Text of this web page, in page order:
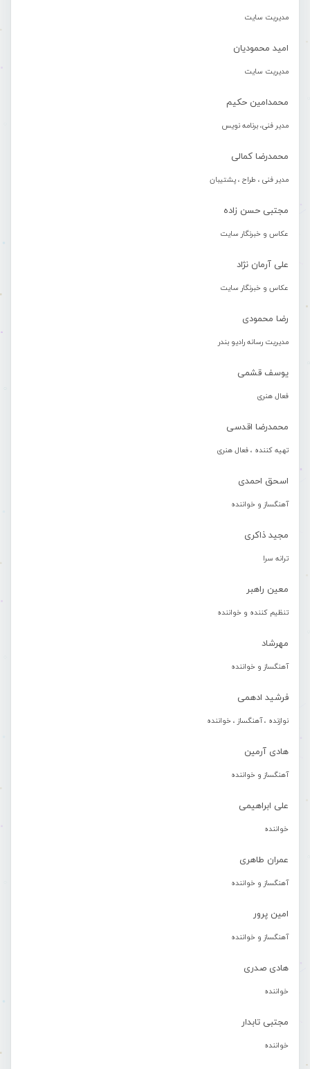
مدیریت سایت
امید محمودیان
مدیریت سایت
محمدامین حکیم
مدیر فنی، برنامه نویس
محمدرضا کمالی
مدیر فنی ، طراح ، پشتیبان
مجتبی حسن زاده
عکاس و خبرنگار سایت
علی آرمان نژاد
عکاس و خبرنگار سایت
رضا محمودی
مدیریت رسانه رادیو بندر
یوسف قشمی
فعال هنری
محمدرضا اقدسی
تهیه کننده ، فعال هنری
اسحق احمدی
آهنگساز و خواننده
مجید ذاکری
ترانه سرا
معین راهبر
تنظیم کننده و خواننده
مهرشاد
آهنگساز و خواننده
فرشید ادهمی
نوازنده ، آهنگساز ، خواننده
هادی آرمین
آهنگساز و خواننده
علی ابراهیمی
خواننده
عمران طاهری
آهنگساز و خواننده
امین پرور
آهنگساز و خواننده
هادی صدری
خواننده
مجتبی تابدار
خواننده